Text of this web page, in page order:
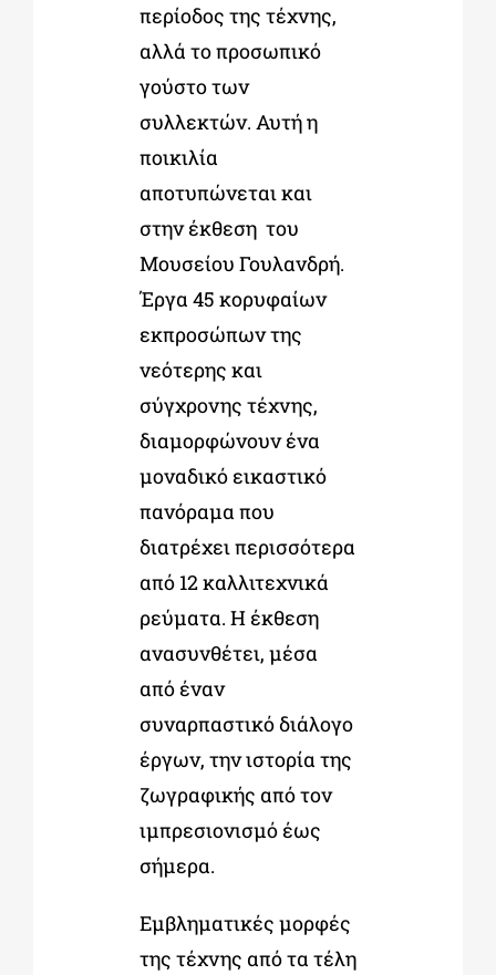
περίοδος της τέχνης,
αλλά το προσωπικό
γούστο των
συλλεκτών. Αυτή η
ποικιλία
αποτυπώνεται και
στην έκθεση του
Μουσείου Γουλανδρή.
Έργα 45 κορυφαίων
εκπροσώπων της
νεότερης και
σύγχρονης τέχνης,
διαμορφώνουν ένα
μοναδικό εικαστικό
πανόραμα που
διατρέχει περισσότερα
από 12 καλλιτεχνικά
ρεύματα. Η έκθεση
ανασυνθέτει, μέσα
από έναν
συναρπαστικό διάλογο
έργων, την ιστορία της
ζωγραφικής από τον
ιμπρεσιονισμό έως
σήμερα.
Εμβληματικές μορφές
της τέχνης από τα τέλη